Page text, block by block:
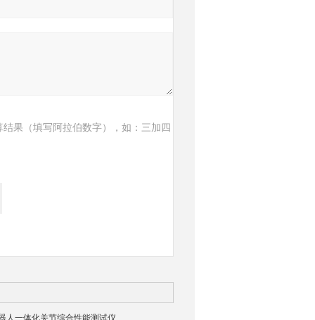
结果（填写阿拉伯数字），如：三加四
人一体化关节综合性能测试仪